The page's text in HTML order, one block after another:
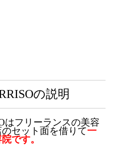
の説明
はフリーランスの美容
セット面を借りて一
です。